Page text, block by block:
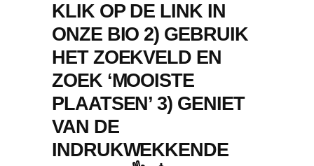
KLIK OP DE LINK IN
ONZE BIO 2) GEBRUIK
HET ZOEKVELD EN
ZOEK ‘MOOISTE
PLAATSEN’ 3) GENIET
VAN DE
INDRUKWEKKENDE